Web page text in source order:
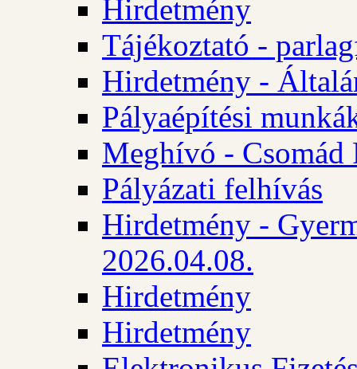
Hirdetmény
Tájékoztató -
Hirdetmény -
Pályaépítési
Meghívó - Csomád
Pályázati felhívás
Hirdetmény -
2026.04.08.
Hirdetmény
Hirdetmény